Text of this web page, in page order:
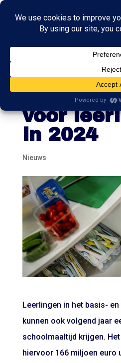
Ook
voor
in 2024
Nieuws
Leerlingen in het basis-
kunnen ook volgend jaar
schoolmaaltijd krijgen.
hiervoor 166 miljoen euro